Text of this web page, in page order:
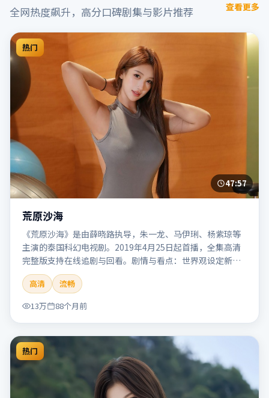
全网热度飙升，高分口碑剧集与影片推荐 查看更多
热门
47:57
荒原沙海
《荒原沙海》是由薛晓路执导，朱一龙、马伊琍、杨紫琼等
主演的泰国科幻电视剧。2019年4月25日起首播，全集高清
完整版支持在线追剧与回看。剧情与看点：世界观设定新
颖，视觉奇观与哲思并存，探讨科技与人性的边界。本片适
合检索「荒原沙海」「薛晓路」「科幻」「泰国」「2019」
「2019-04-25上映」等关键词的影迷阅读简介与主创信息。
高清
流畅
13万
88个月前
热门